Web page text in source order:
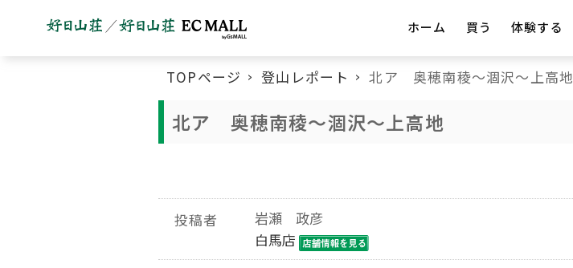
ホーム 買う 体験する
TOPページ 登山レポート 北ア 奥穂南稜～涸沢～上高地
北ア 奥穂南稜～涸沢～上高地
投稿者
岩瀬 政彦
白馬店